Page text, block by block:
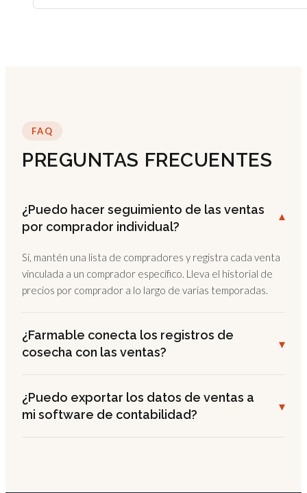
FAQ
PREGUNTAS FRECUENTES
¿Puedo hacer seguimiento de las ventas
por comprador individual?
▾
Sí, mantén una lista de compradores y registra cada venta
vinculada a un comprador específico. Lleva el historial de
precios por comprador a lo largo de varias temporadas.
¿Farmable conecta los registros de
cosecha con las ventas?
▾
¿Puedo exportar los datos de ventas a
mi software de contabilidad?
▾